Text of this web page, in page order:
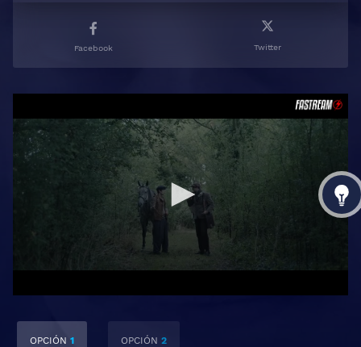
Facebook Twitter
OPCIÓN 1
OPCIÓN 2